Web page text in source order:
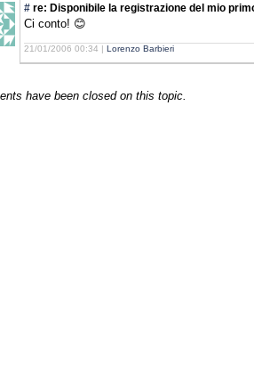
# re: Disponibile la registrazione del mio
Ci conto! 😊
21/01/2006 00:34 | Lorenzo Barbieri
have been closed on this topic.